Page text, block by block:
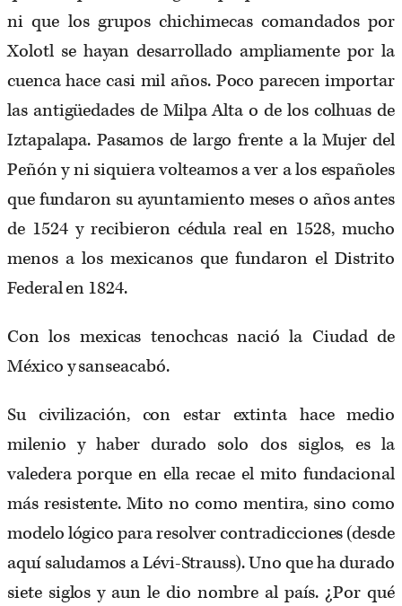
ni que los grupos chichimecas comandados por
Xolotl se hayan desarrollado ampliamente por la
cuenca hace casi mil años. Poco parecen importar
las antigüedades de Milpa Alta o de los colhuas de
Iztapalapa. Pasamos de largo frente a la Mujer del
Peñón y ni siquiera volteamos a ver a los españoles
que fundaron su ayuntamiento meses o años antes
de 1524 y recibieron cédula real en 1528, mucho
menos a los mexicanos que fundaron el Distrito
Federal en 1824.
Con los mexicas tenochcas nació la Ciudad de
México y sanseacabó.
Su civilización, con estar extinta hace medio
milenio y haber durado solo dos siglos, es la
valedera porque en ella recae el mito fundacional
más resistente. Mito no como mentira, sino como
modelo lógico para resolver contradicciones (desde
aquí saludamos a Lévi-Strauss). Uno que ha durado
siete siglos y aun le dio nombre al país. ¿Por qué